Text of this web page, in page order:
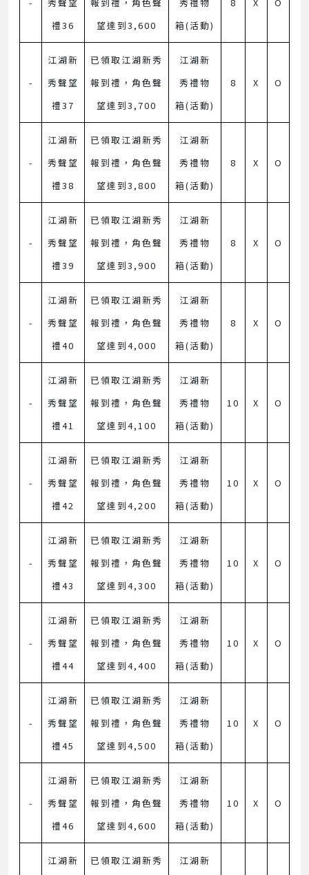
禮36
望達到3,600
箱(活動)
-
江湖新
秀聲望
禮37
已領取江湖新秀
報到禮，角色聲
望達到3,700
江湖新
秀禮物
箱(活動)
8 X O
-
江湖新
秀聲望
禮38
已領取江湖新秀
報到禮，角色聲
望達到3,800
江湖新
秀禮物
箱(活動)
8 X O
-
江湖新
秀聲望
禮39
已領取江湖新秀
報到禮，角色聲
望達到3,900
江湖新
秀禮物
箱(活動)
8 X O
-
江湖新
秀聲望
禮40
已領取江湖新秀
報到禮，角色聲
望達到4,000
江湖新
秀禮物
箱(活動)
8 X O
-
江湖新
秀聲望
禮41
已領取江湖新秀
報到禮，角色聲
望達到4,100
江湖新
秀禮物
箱(活動)
10 X O
-
江湖新
秀聲望
禮42
已領取江湖新秀
報到禮，角色聲
望達到4,200
江湖新
秀禮物
箱(活動)
10 X O
-
江湖新
秀聲望
禮43
已領取江湖新秀
報到禮，角色聲
望達到4,300
江湖新
秀禮物
箱(活動)
10 X O
-
江湖新
秀聲望
禮44
已領取江湖新秀
報到禮，角色聲
望達到4,400
江湖新
秀禮物
箱(活動)
10 X O
-
江湖新
秀聲望
禮45
已領取江湖新秀
報到禮，角色聲
望達到4,500
江湖新
秀禮物
箱(活動)
10 X O
-
江湖新
秀聲望
禮46
已領取江湖新秀
報到禮，角色聲
望達到4,600
江湖新
秀禮物
箱(活動)
10 X O
江湖新
已領取江湖新秀
江湖新